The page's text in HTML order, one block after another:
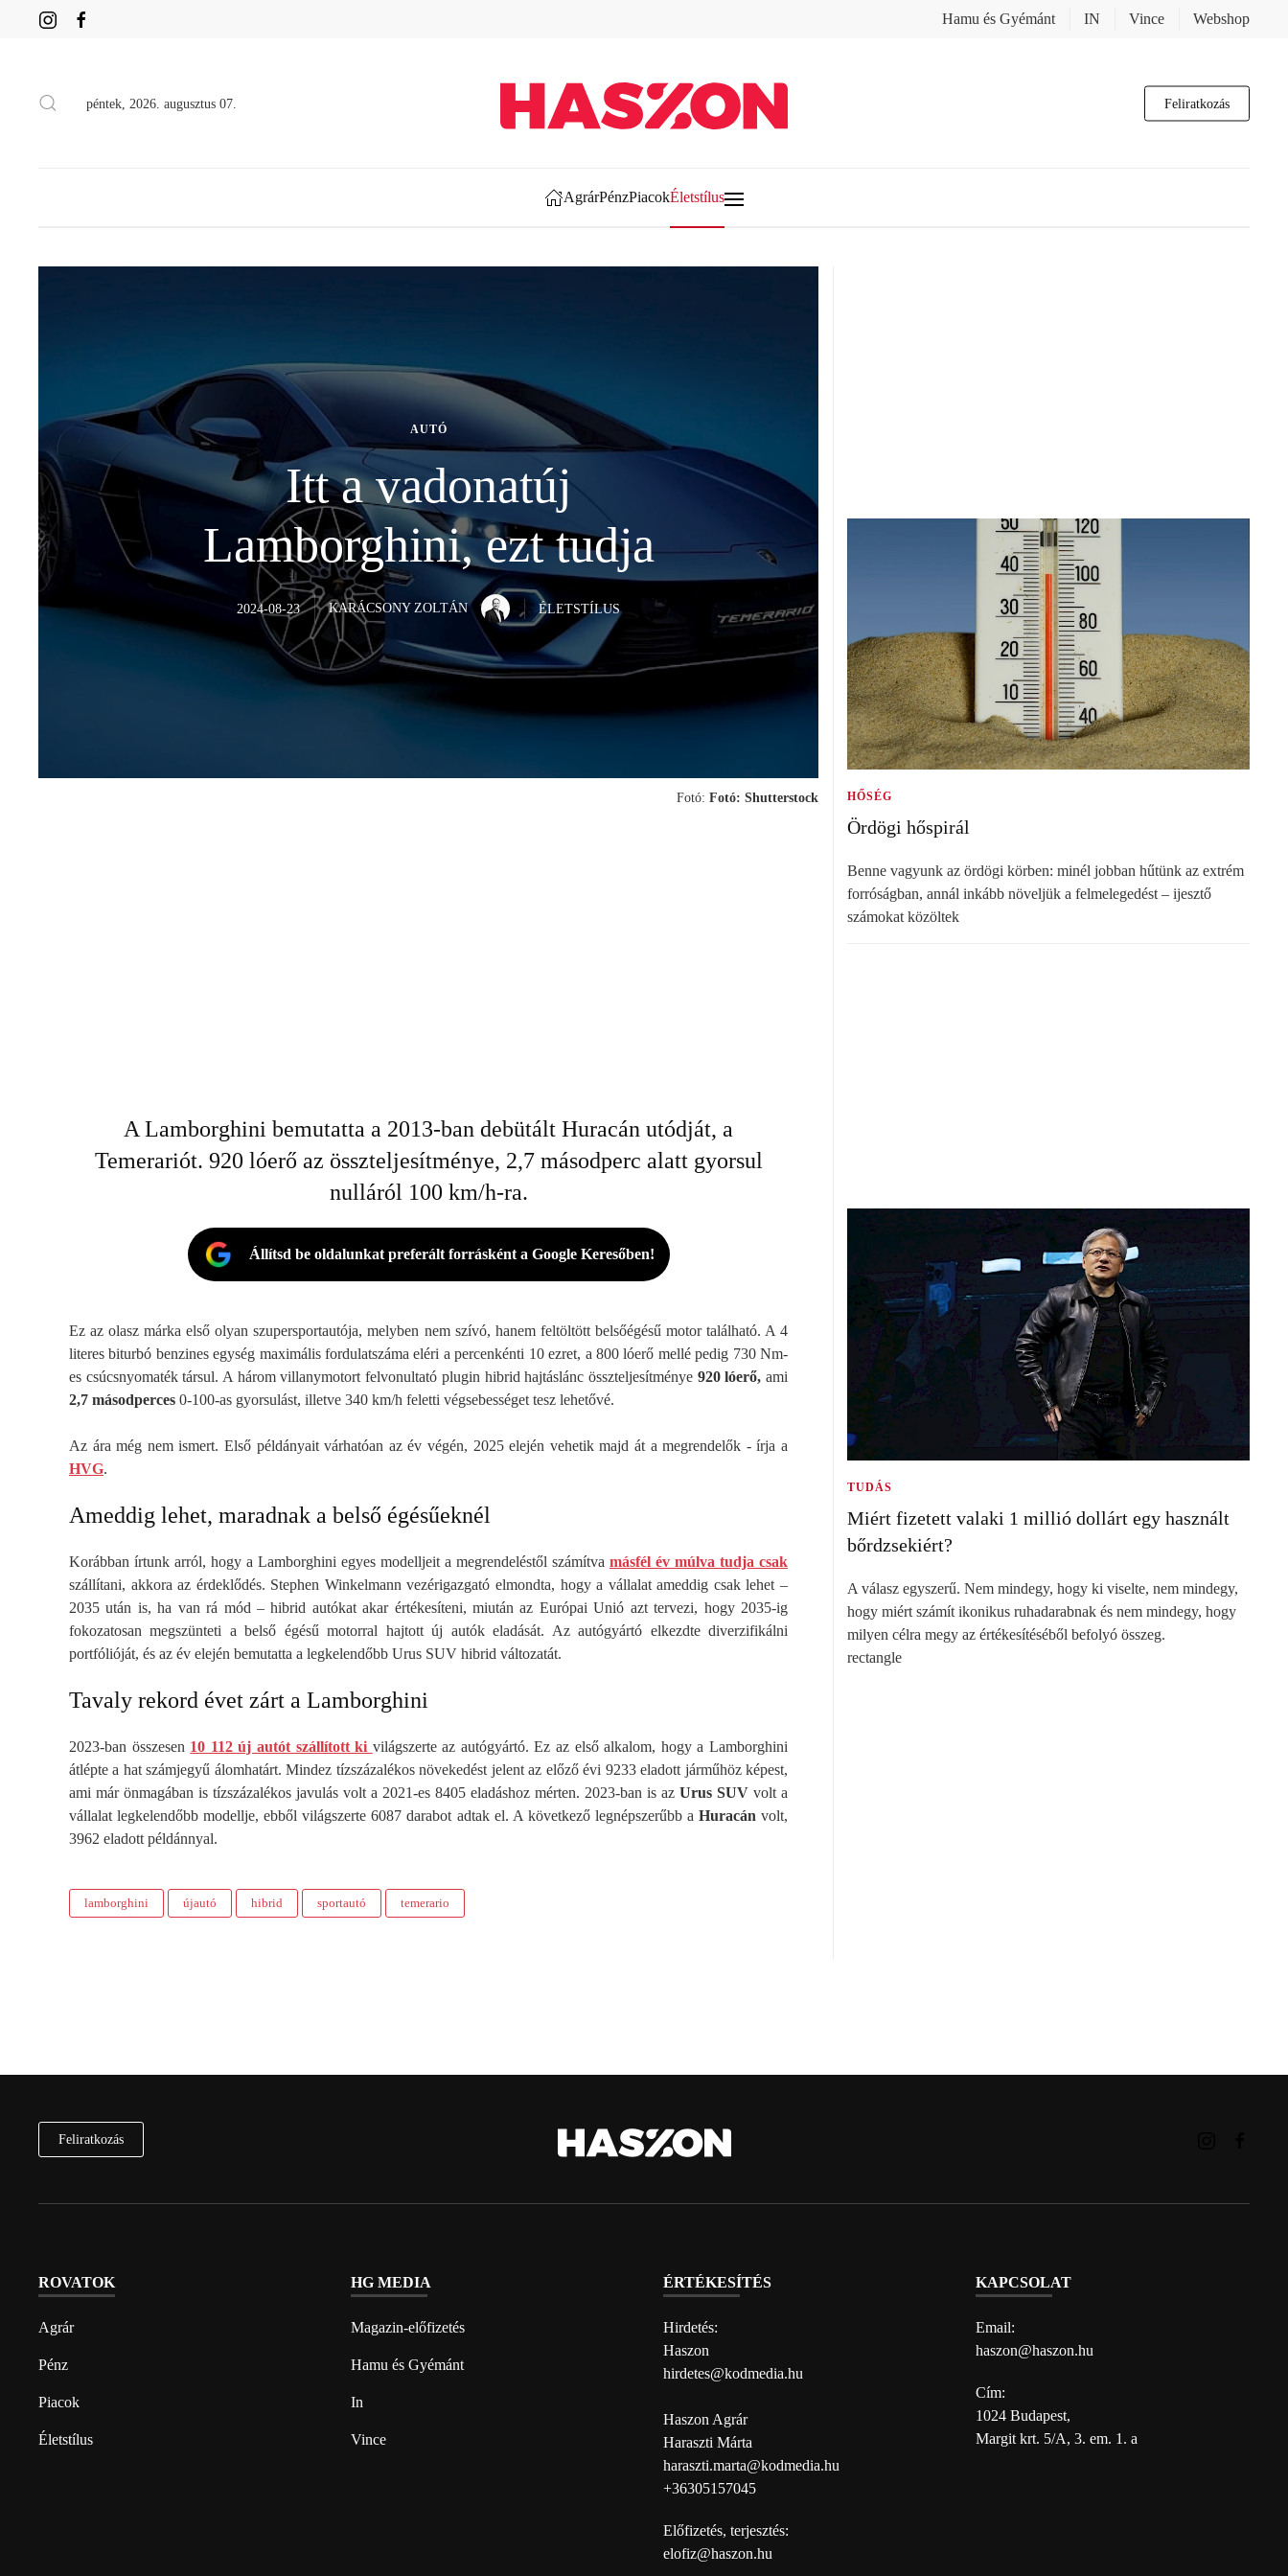
Hamu és Gyémánt IN Vince Webshop
péntek, 2026. augusztus 07. Feliratkozás
AgrárPénzPiacokÉletstílus
AUTÓ
Itt a vadonatúj
Lamborghini, ezt tudja
2024-08-23 KARÁCSONY ZOLTÁN ÉLETSTÍLUS
Fotó: Fotó: Shutterstock
A Lamborghini bemutatta a 2013-ban debütált Huracán utódját, a
Temerariót. 920 lóerő az összteljesítménye, 2,7 másodperc alatt gyorsul
nulláról 100 km/h-ra.
Állítsd be oldalunkat preferált forrásként a Google Keresőben!
Ez az olasz márka első olyan szupersportautója, melyben nem szívó, hanem feltöltött belsőégésű motor található. A 4
literes biturbó benzines egység maximális fordulatszáma eléri a percenkénti 10 ezret, a 800 lóerő mellé pedig 730 Nm-
es csúcsnyomaték társul. A három villanymotort felvonultató plugin hibrid hajtáslánc összteljesítménye920 lóerő, ami
2,7 másodperces 0-100-as gyorsulást, illetve 340 km/h feletti végsebességet tesz lehetővé.
Az ára még nem ismert. Első példányait várhatóan az év végén, 2025 elején vehetik majd át a megrendelők - írja a
HVG.
Ameddig lehet, maradnak a belső égésűeknél
Korábban írtunk arról, hogy a Lamborghini egyes modelljeit a megrendeléstől számítva másfél év múlva tudja csak
szállítani, akkora az érdeklődés. Stephen Winkelmann vezérigazgató elmondta, hogy a vállalat ameddig csak lehet –
2035 után is, ha van rá mód – hibrid autókat akar értékesíteni, miután az Európai Unió azt tervezi, hogy 2035-ig
fokozatosan megszünteti a belső égésű motorral hajtott új autók eladását. Az autógyártó elkezdte diverzifikálni
portfólióját, és az év elején bemutatta a legkelendőbb Urus SUV hibrid változatát.
Tavaly rekord évet zárt a Lamborghini
2023-ban összesen 10 112 új autót szállított ki világszerte az autógyártó. Ez az első alkalom, hogy a Lamborghini
átlépte a hat számjegyű álomhatárt. Mindez tízszázalékos növekedést jelent az előző évi 9233 eladott járműhöz képest,
ami már önmagában is tízszázalékos javulás volt a 2021-es 8405 eladáshoz mérten. 2023-ban is az Urus SUV volt a
vállalat legkelendőbb modellje, ebből világszerte 6087 darabot adtak el. A következő legnépszerűbb a Huracánvolt,
3962 eladott példánnyal.
lamborghini újautó hibrid sportautó temerario
HŐSÉG
Ördögi hőspirál
Benne vagyunk az ördögi körben: minél jobban hűtünk az extrém
forróságban, annál inkább növeljük a felmelegedést – ijesztő
számokat közöltek
TUDÁS
Miért fizetett valaki 1 millió dollárt egy használt
bőrdzsekiért?
A válasz egyszerű. Nem mindegy, hogy ki viselte, nem mindegy,
hogy miért számít ikonikus ruhadarabnak és nem mindegy, hogy
milyen célra megy az értékesítéséből befolyó összeg.
rectangle
Feliratkozás
ROVATOK
Agrár
Pénz
Piacok
Életstílus
HG MEDIA
Magazin-előfizetés
Hamu és Gyémánt
In
Vince
ÉRTÉKESÍTÉS
Hirdetés:
Haszon
hirdetes@kodmedia.hu
Haszon Agrár
Haraszti Márta
haraszti.marta@kodmedia.hu
+36305157045
Előfizetés, terjesztés:
elofiz@haszon.hu
KAPCSOLAT
Email:
haszon@haszon.hu
Cím:
1024 Budapest,
Margit krt. 5/A, 3. em. 1. a